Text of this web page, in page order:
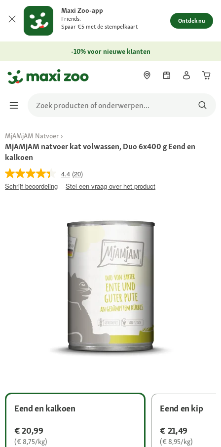
Maxi Zoo-app
Friends:
Spaar €5 met de stempelkaart
Ontdek nu
-10% voor nieuwe klanten
MjAMjAM Natvoer
MjAMjAM natvoer kat volwassen, Duo 6x400 g Eend en
kalkoen
4.4 (20)
Schrijf beoordeling
Stel een vraag over het product
Eend en kalkoen
€ 20,99
(€ 8,75/kg)
Eend en kip
€ 21,49
(€ 8,95/kg)